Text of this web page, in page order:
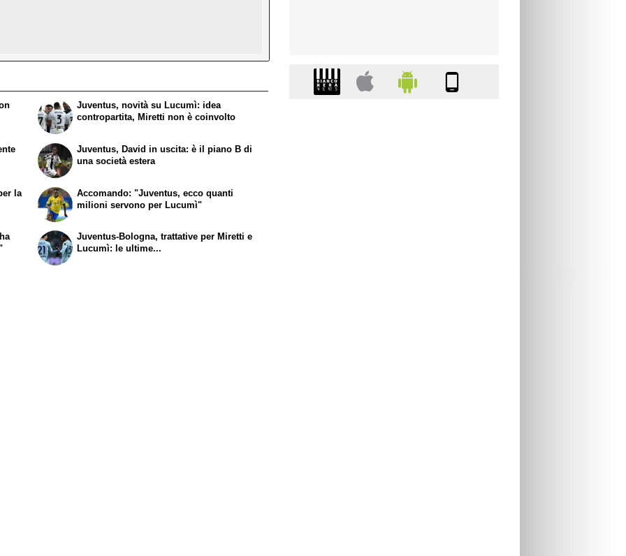
Juventus, novità su Lucumì: idea
contropartita, Miretti non è coinvolto
Juventus, David in uscita: è il piano B di
una società estera
la
Accomando: "Juventus, ecco quanti
milioni servono per Lucumì"
Juventus-Bologna, trattative per Miretti e
Lucumì: le ultime...